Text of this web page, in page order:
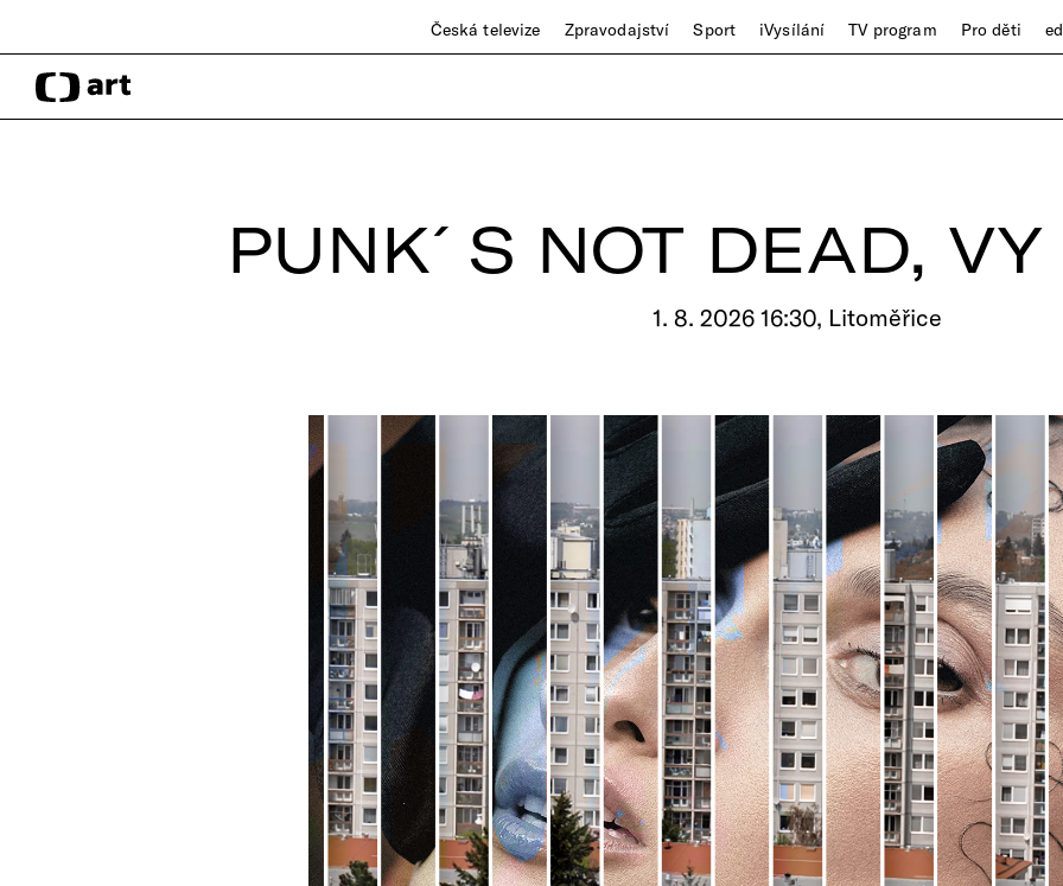
Česká televize Zpravodajství Sport iVysílání TV program Pro děti
PUNK´S NOT DEAD, VY
1. 8. 2026 16:30, Litoměřice